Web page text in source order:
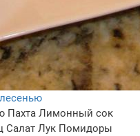
Пахта Лимонный сок
Салат Лук Помидоры